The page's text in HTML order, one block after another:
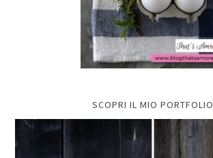
SCOPRI IL MIO PORTFOLIO